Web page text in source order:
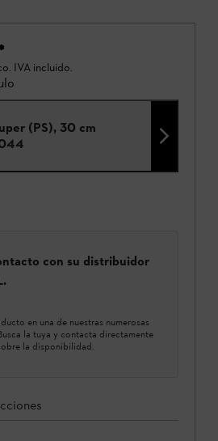
IVA incluido.
3/8" PS Picco Super (PS), 30 cm
con su distribuidor
en una de nuestras numerosas
la tuya y contacta directamente
la disponibilidad.